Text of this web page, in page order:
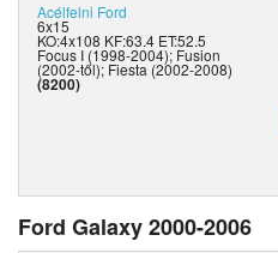
Acélfelni Ford
6x15
KO:4x108 KF:63.4 ET:52.5
Focus I (1998-2004); Fusion
(2002-től); Fiesta (2002-2008)
(8200)
Ford Galaxy 2000-2006